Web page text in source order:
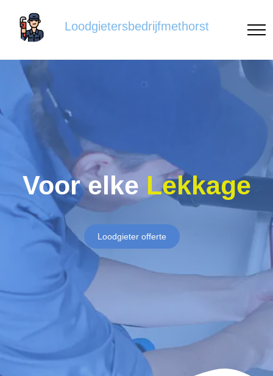
Loodgietersbedrijfmethorst
Voor elke Lekkage
Loodgieter offerte